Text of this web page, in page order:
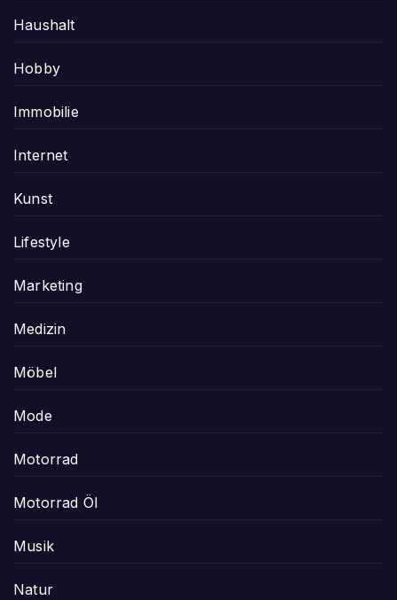
Haushalt
Hobby
Immobilie
Internet
Kunst
Lifestyle
Marketing
Medizin
Möbel
Mode
Motorrad
Motorrad Öl
Musik
Natur